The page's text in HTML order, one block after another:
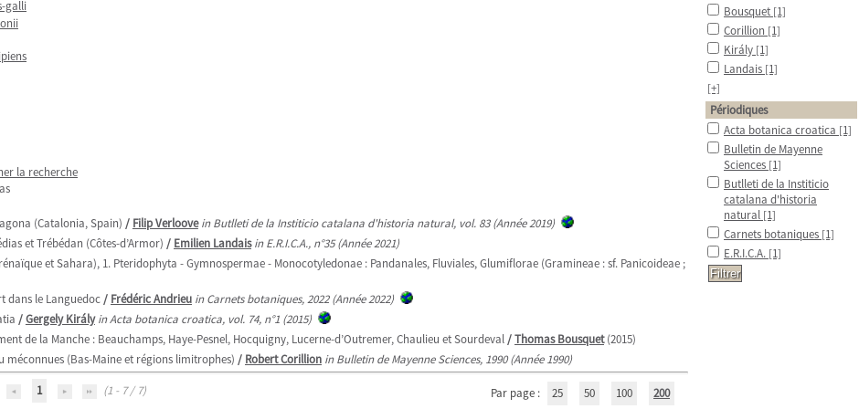
galli
la recherche
(Catalonia, Spain) / Filip Verloove in Butlleti de la Institicio catalana d'historia natural, vol. 83 (Année 2019)
et Trébédan (Côtes-d’Armor) / Emilien Landais in E.R.I.C.A., n°35 (Année 2021)
et Sahara), 1. Pteridophyta - Gymnospermae - Monocotyledonae : Pandanales, Fluviales, Glumiflorae (Gramineae : sf. Panicoideae ;
dans le Languedoc/ Frédéric Andrieu in Carnets botaniques, 2022 (Année 2022)
/Gergely Király in Acta botanica croatica, vol. 74, n°1 (2015)
de la Manche : Beauchamps, Haye-Pesnel, Hocquigny, Lucerne-d’Outremer, Chaulieu et Sourdeval/Thomas Bousquet(2015)
(Bas-Maine et régions limitrophes) / Robert Corillion in Bulletin de Mayenne Sciences, 1990 (Année 1990)
1
(1 - 7 / 7) Par page : 25 50 100 200
Bousquet [1]
Corillion [1]
Király [1]
Landais [1]
[+]
Périodiques
Acta botanica croatica [1]
Bulletin de Mayenne
Sciences [1]
Butlleti de la Institicio
catalana d'historia
natural [1]
Carnets botaniques [1]
E.R.I.C.A. [1]